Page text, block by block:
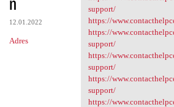
12.01.2022
Adres
support/
https://
https://
support/
https://
support/
https://
support/
https://